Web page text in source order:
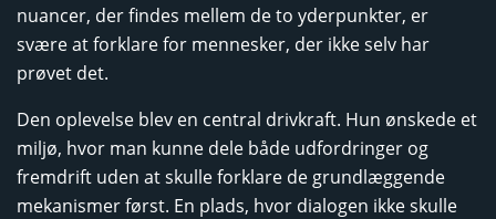
nuancer, der findes mellem de to yderpunkter, er
svære at forklare for mennesker, der ikke selv har
prøvet det.
Den oplevelse blev en central drivkraft. Hun ønskede et
miljø, hvor man kunne dele både udfordringer og
fremdrift uden at skulle forklare de grundlæggende
mekanismer først. En plads, hvor dialogen ikke skulle